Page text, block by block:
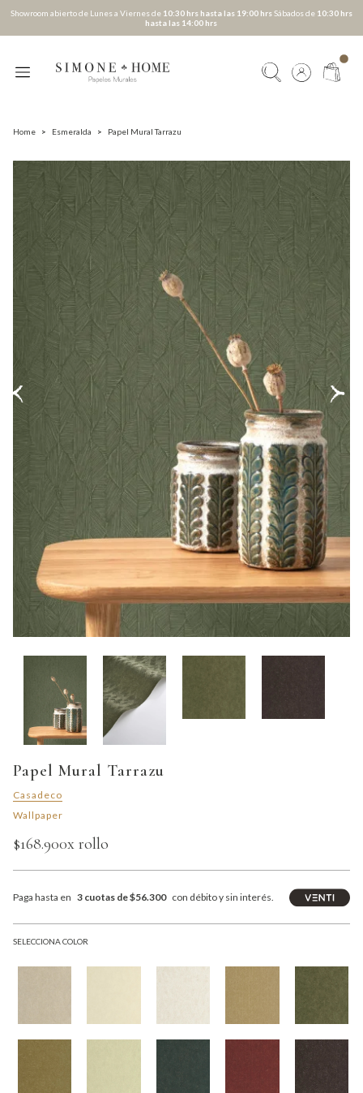
Showroom abierto de Lunes a Viernes de 10:30 hrs hasta las 19:00 hrsSábados de 10:30 hrs
hasta las 14:00 hrs
Home > Esmeralda > Papel Mural Tarrazu
Papel Mural Tarrazu
Casadeco
Wallpaper
$168.900x rollo
Paga hasta en 3 cuotas de $56.300 con débito y sin interés.
SELECCIONA COLOR